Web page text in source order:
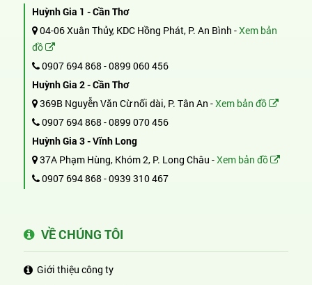
Huỳnh Gia 1 - Cần Thơ
04-06 Xuân Thủy, KDC Hồng Phát, P. An Bình -Xem bản
đồ
0907 694 868 -0899 060 456
Huỳnh Gia 2 - Cần Thơ
369B Nguyễn Văn Cừ nối dài, P. Tân An -Xem bản đồ
0907 694 868 -0899 070 456
Huỳnh Gia 3 - Vĩnh Long
37A Phạm Hùng, Khóm 2, P. Long Châu -Xem bản đồ
0907 694 868 -0939 310 467
VỀ CHÚNG TÔI
Giới thiệu công ty